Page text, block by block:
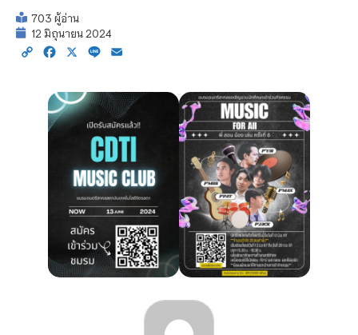
703 ผู้อ่าน
12 มิถุนายน 2024
Copy Facebook
X Line